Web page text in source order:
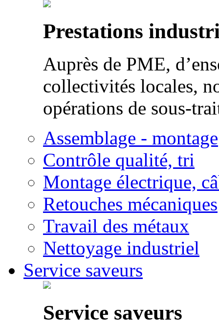
Prestations
Auprès de PME,
collectivités locales,
opérations de sous-
Assemblage - montage
Contrôle qualité, tri
Montage électrique,
Retouches mécaniques
Travail des métaux
Nettoyage industriel
Service saveurs
Service saveurs